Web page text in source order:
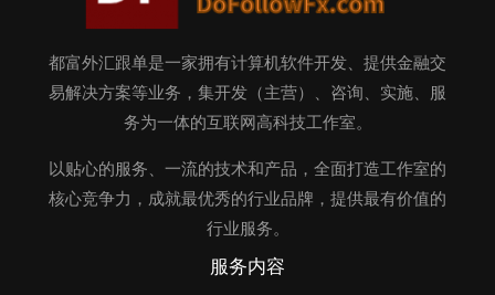
都富外汇跟单是一家拥有计算机软件开发、提供金融交
易解决方案等业务，集开发（主营）、咨询、实施、服
务为一体的互联网高科技工作室。
以贴心的服务、一流的技术和产品，全面打造工作室的
核心竞争力，成就最优秀的行业品牌，提供最有价值的
行业服务。
服务内容